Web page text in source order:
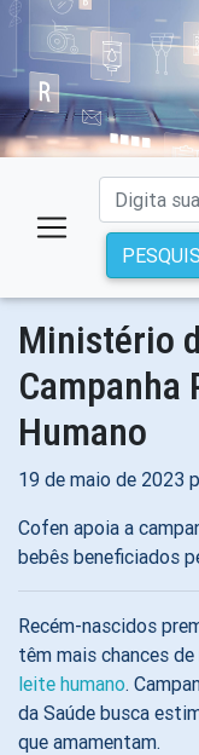
Ministério
Campanha
Humano
19 de maio de 2023
Cofen apoia a
bebês beneficiados
Recém-nascidos
têm mais chances
leite humano.
da Saúde busca
que amamentam.